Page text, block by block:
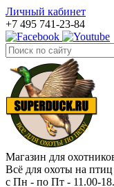
Личный кабинет
+7 495 741-23-84
Магазин для
Всё для охоты на
с Пн - по Пт - 11.00-